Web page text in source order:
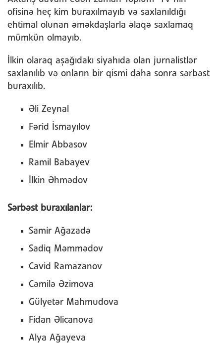
ofisinə heç kim buraxılmayıb və saxlanıldığı
ehtimal olunan əməkdaşlarla əlaqə saxlamaq
mümkün olmayıb.
İlkin olaraq aşağıdakı siyahıda olan jurnalistlər
saxlanılıb və onların bir qismi daha sonra sərbəst
buraxılıb.
Əli Zeynal
Fərid İsmayılov
Elmir Abbasov
Ramil Babayev
İlkin Əhmədov
Sərbəst buraxılanlar:
Samir Ağazadə
Sadiq Məmmədov
Cavid Ramazanov
Cəmilə Əzimova
Gülyetər Mahmudova
Fidan Əlicanova
Alya Ağayeva